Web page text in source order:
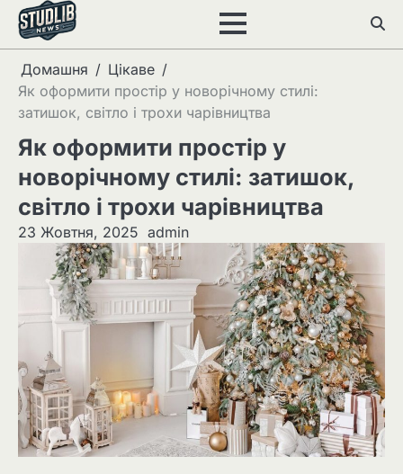
Перейти
вмісту
Домашня
Цікаве
Як оформити простір у новорічному стилі:
затишок, світло і трохи чарівництва
Як оформити простір у
новорічному стилі: затишок,
світло і трохи чарівництва
23 Жовтня, 2025 admin